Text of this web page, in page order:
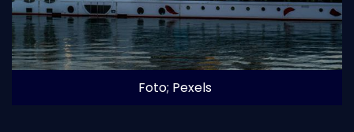
Foto; Pexels